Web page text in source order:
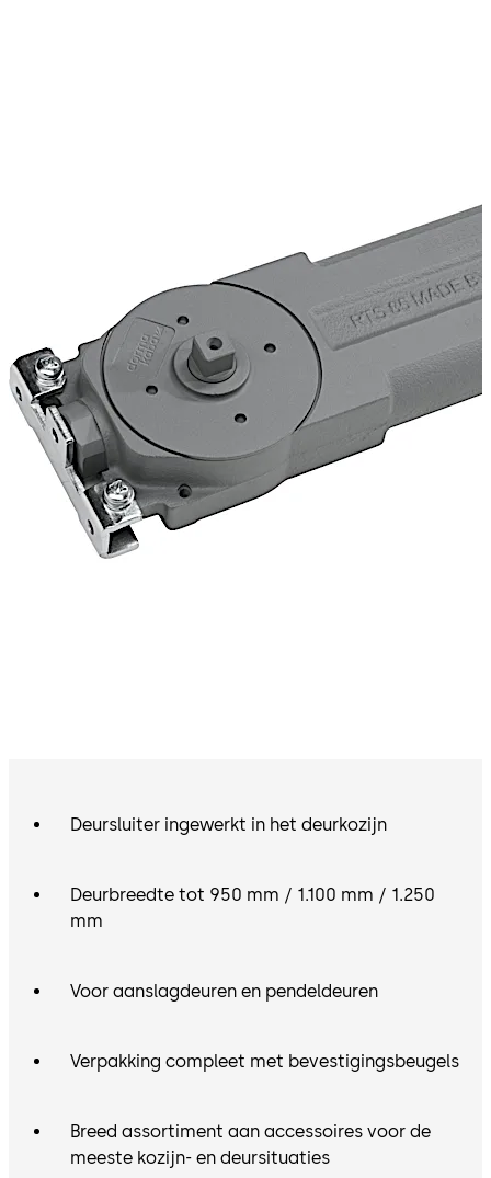
Deursluiter ingewerkt in het deurkozijn
Deurbreedte tot 950 mm / 1.100 mm / 1.250
mm
Voor aanslagdeuren en pendeldeuren
Verpakking compleet met bevestigingsbeugels
Breed assortiment aan accessoires voor de
meeste kozijn- en deursituaties